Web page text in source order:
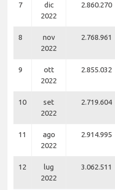
7
dic
2022
2.860.270
8
nov
2022
2.768.961
9
ott
2022
2.855.032
10
set
2022
2.719.604
11
ago
2022
2.914.995
12
lug
2022
3.062.511